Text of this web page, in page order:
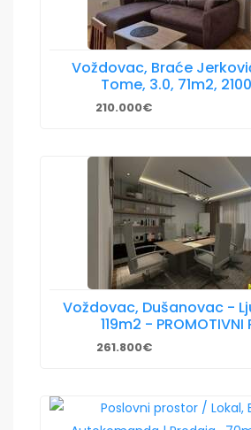
Voždovac, Braće
Tome, 3.0, 71m2,
210.000€
Voždovac, Dušanovac -
119m2 - PROMOTIVNI
261.800€